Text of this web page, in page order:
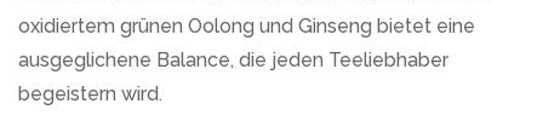
oxidiertem grünen Oolong und Ginseng bietet eine
ausgeglichene Balance, die jeden Teeliebhaber
begeistern wird.